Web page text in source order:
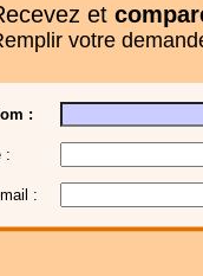
et
votre
:
:
: